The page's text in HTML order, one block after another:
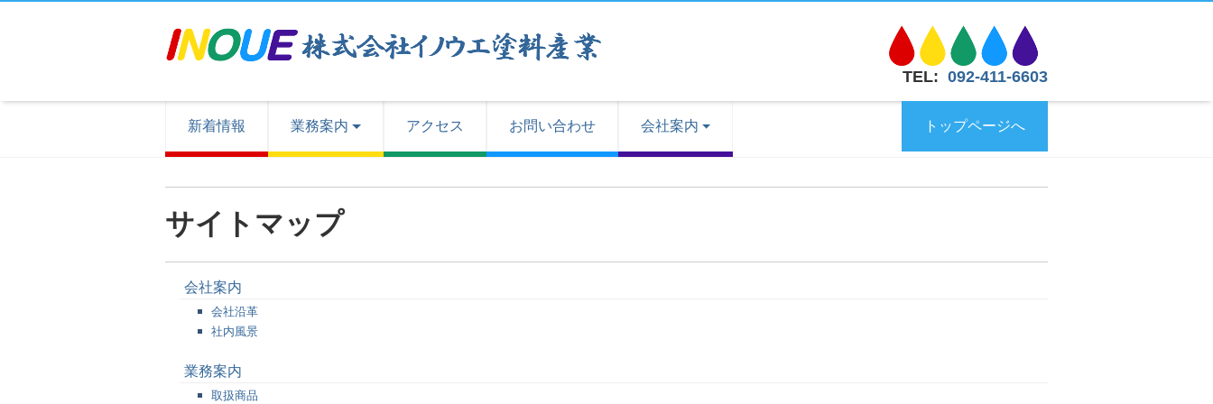
TEL: 092-411-6603
新着情報 業務案内 アクセス お問い合わせ 会社案内 トップページへ
サイトマップ
会社案内
会社沿革
社内風景
業務案内
取扱商品